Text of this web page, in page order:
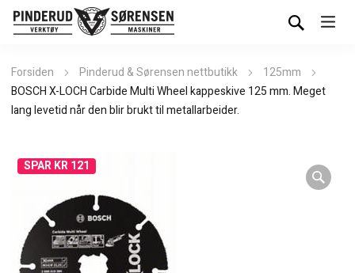
Forsiden Pinderud & Sørensen nettbutikk
125mm
BOSCH X-LOCH Carbide Multi Wheel kappeskive 125 mm. Meget
lang levetid når den blir brukt til metallarbeider.
SPAR KR 121